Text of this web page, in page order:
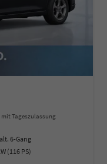
mit Tageszulassung
6-Gang
(116 PS)